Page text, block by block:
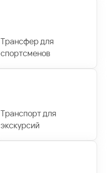
Трансфер для
спортсменов
Транспорт для
экскурсий